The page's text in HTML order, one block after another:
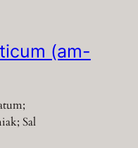
(am-
Sal